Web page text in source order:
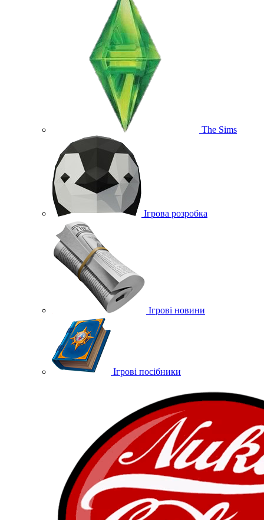
The Sims
Ігрова розробка
Ігрові новини
Ігрові посібники